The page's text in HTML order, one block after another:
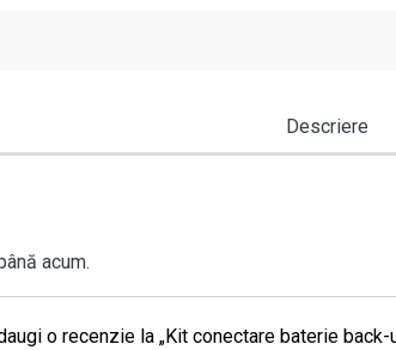
Descriere
acum.
o recenzie la „Kit conectare baterie